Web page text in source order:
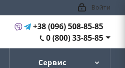
Войти
+38 (096) 508-85-85
0 (800) 33-85-85
Сервис